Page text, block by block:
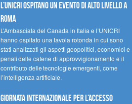
l’UNICRI ospitano un evento di alto livello a
Roma
L’Ambasciata del Canada in Italia e l’UNICRI
hanno ospitato una tavola rotonda in cui sono
stati analizzati gli aspetti geopolitici, economici e
penali delle catene di approvvigionamento e il
contributo delle tecnologie emergenti, come
l’intelligenza artificiale.
Giornata internazionale per l’accesso